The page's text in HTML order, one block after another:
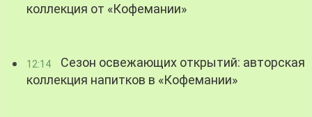
коллекция от «Кофемании»
12:14
Сезон освежающих открытий: авторская
коллекция напитков в «Кофемании»